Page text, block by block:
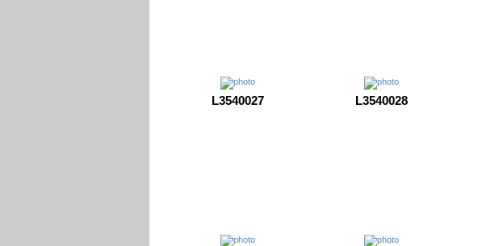
L3540027 L3540028